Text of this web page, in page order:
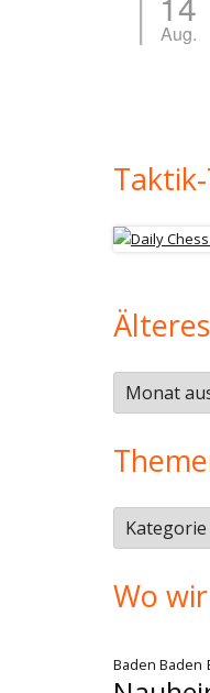
Aug.
Älteres
Älteres
Themen
Wo
Baden Baden